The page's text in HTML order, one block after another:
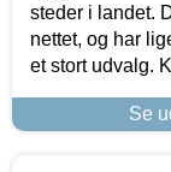
steder i landet.
nettet, og har
et stort udvalg.
Se